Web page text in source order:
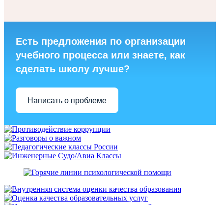
Есть предложения по организации
учебного процесса или знаете, как
сделать школу лучше?
Написать о проблеме